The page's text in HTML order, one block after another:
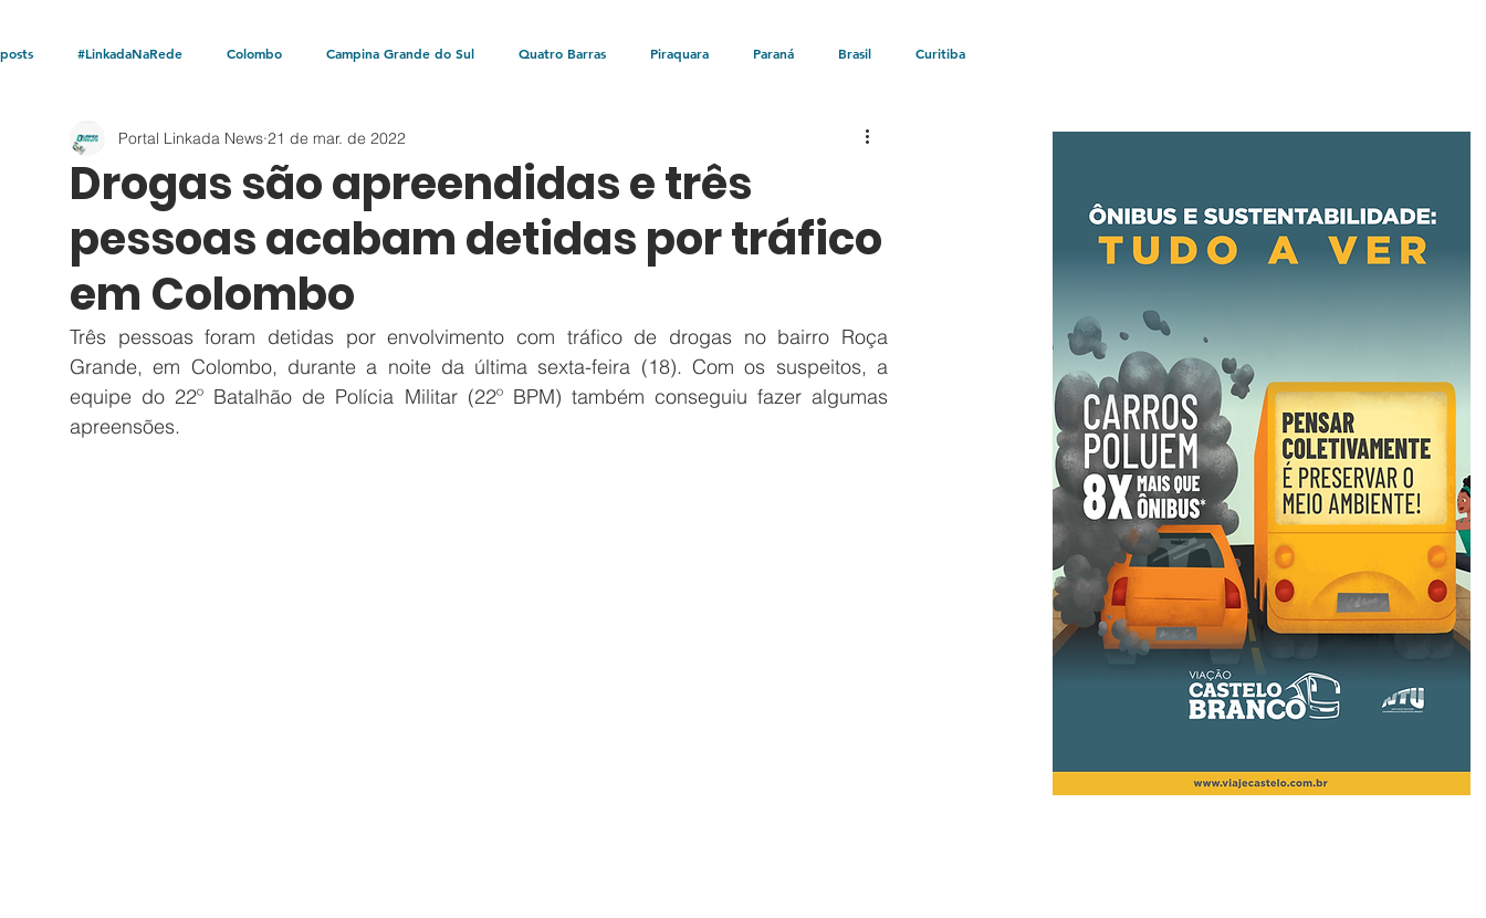
#LinkadaNaRede Colombo Campina Grande do Sul Quatro Barras Piraquara Paraná Brasil Curitiba
Policial Bocaiúva do Sul Litoral Parceria Linkada
Drogas são apreendidas e três
pessoas acabam detidas por tráfico
em Colombo
Portal Linkada News 21 de mar. de 2022
Três pessoas foram detidas por envolvimento com tráfico de drogas no bairro Roça
Grande, em Colombo, durante a noite da última sexta-feira (18). Com os suspeitos, a
equipe do 22º Batalhão de Polícia Militar (22º BPM) também conseguiu fazer algumas
apreensões.